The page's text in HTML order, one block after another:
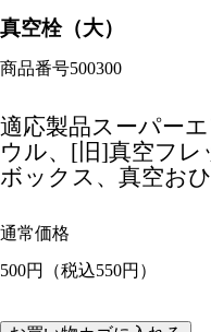
真空栓（大）
商品番号500300
適応製品スーパー
ウル、[旧]真空フレ
ボックス、真空お
通常価格
500円
（税込550円）